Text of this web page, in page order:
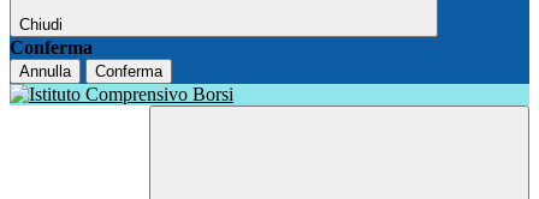
Chiudi
Conferma
Annulla Conferma